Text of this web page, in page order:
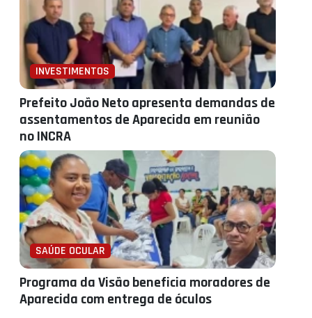
INVESTIMENTOS
Prefeito João Neto apresenta demandas de
assentamentos de Aparecida em reunião
no INCRA
SAÚDE OCULAR
Programa da Visão beneficia moradores de
Aparecida com entrega de óculos